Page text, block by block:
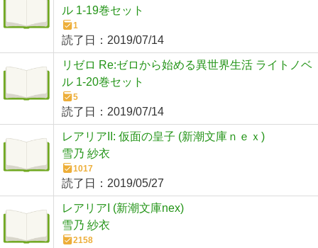
ル 1-19巻セット
1
読了日： 2019/07/14
リゼロ Re:ゼロから始める異世界生活 ライトノベ
ル 1-20巻セット
5
読了日： 2019/07/14
レアリアII: 仮面の皇子 (新潮文庫ｎｅｘ)
雪乃 紗衣
1017
読了日： 2019/05/27
レアリアI (新潮文庫nex)
雪乃 紗衣
2158